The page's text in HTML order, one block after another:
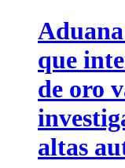
que
de oro
altas